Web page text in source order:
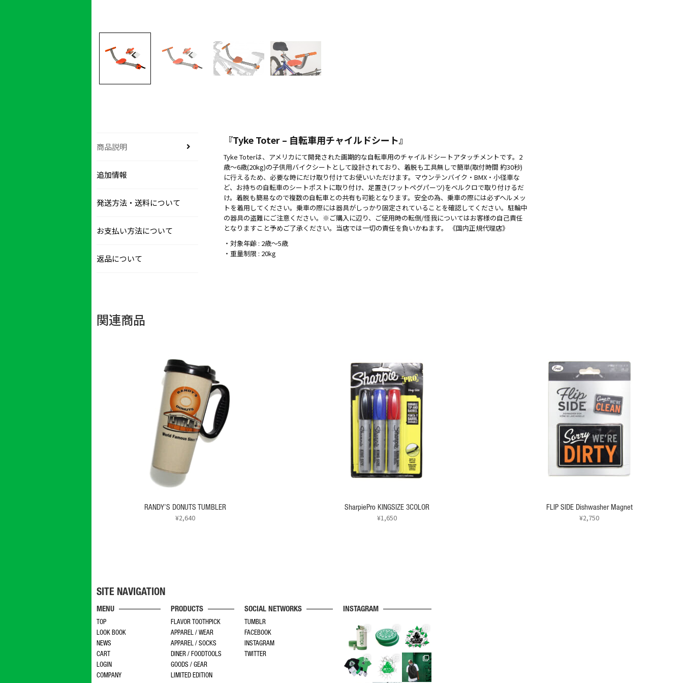
商品説明
追加情報
発送方法・送料について
お支払い方法について
返品について
『Tyke Toter – 自転車用チャイルドシート』
Tyke Toterは、アメリカにて開発された画期的な自転車用のチャイルドシートアタッチメントです。2
歳〜6歳(20kg)の子供用バイクシートとして設計されており、着脱も工具無しで簡単(取付時間 約30秒)
に行えるため、必要な時にだけ取り付けてお使いいただけます。マウンテンバイク・BMX・小径車な
ど、お持ちの自転車のシートポストに取り付け、足置き(フットペグパーツ)をベルクロで取り付けるだ
け。着脱も簡易なので複数の自転車との共有も可能となります。安全の為、乗車の際には必ずヘルメッ
トを着用してください。乗車の際には器具がしっかり固定されていることを確認してください。駐輪中
の器具の盗難にご注意ください。※ご購入に辺り、ご使用時の転倒/怪我についてはお客様の自己責任
となりますこと予めご了承ください。当店では一切の責任を負いかねます。 《国内正規代理店》
・対象年齢 : 2歳〜5歳
・重量制限 : 20kg
関連商品
RANDY’S DONUTS TUMBLER
¥2,640
SharpiePro KINGSIZE 3COLOR
¥1,650
FLIP SIDE Dishwasher Magnet
¥2,750
SITE NAVIGATION
MENU
TOP
LOOK BOOK
NEWS
CART
LOGIN
COMPANY
PRODUCTS
FLAVOR TOOTHPICK
APPAREL / WEAR
APPAREL / SOCKS
DINER / FOODTOOLS
GOODS / GEAR
LIMITED EDITION
SOCIAL NETWORKS
TUMBLR
FACEBOOK
INSTAGRAM
TWITTER
INSTAGRAM